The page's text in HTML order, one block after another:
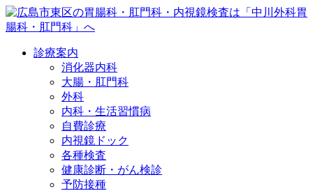
診療案内
消化器内科
大腸・肛門科
外科
内科・生活習慣病
自費診療
内視鏡ドック
各種検査
健康診断・がん検診
予防接種